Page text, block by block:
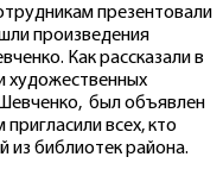
презентовали
произведения
Как рассказали в
художественных
был объявлен
всех, кто
из библиотек района.